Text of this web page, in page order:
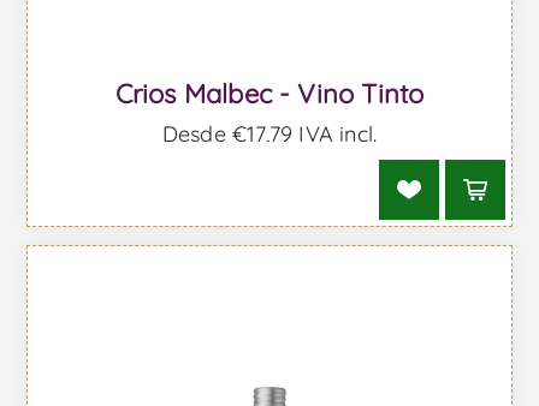
Crios Malbec - Vino Tinto
Desde €17,79 IVA incl.